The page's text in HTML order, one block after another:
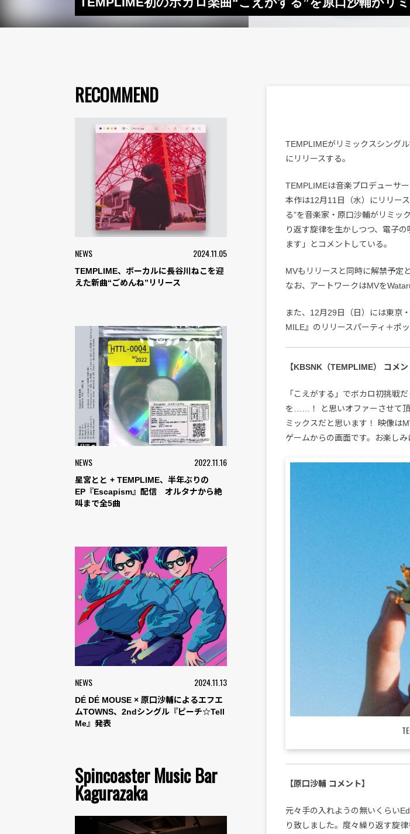
RECOMMEND
NEWS 2024.11.05
TEMPLIME、ボーカルに長谷川ねこを迎
えた新曲“ごめんね”リリース
NEWS 2022.11.16
星宮とと + TEMPLIME、半年ぶりの
EP『Escapism』配信 オルタナから絶
叫まで全5曲
NEWS 2024.11.13
DÉ DÉ MOUSE × 原口沙輔によるエフエ
ムTOWNS、2ndシングル『ピーチ☆Tell
Me』発表
Spincoaster Music Bar
Kagurazaka
TEMPLIMEがリミックスシング
にリリースする。
TEMPLIMEは音楽プロデューサ
本作は12月11日（水）にリリー
る”を音楽家・原口沙輔がリミッ
り返す旋律を生かしつつ、電子
ます」とコメントしている。
MVもリリースと同時に解禁予定
なお、アートワークはMVを
また、12月29日（日）には東京
MILE』のリリースパーティ＋ポ
【KBSNK（TEMPLIME） コメン
「こえがする」でボカロ初挑戦
を……！ と思いオファーさせて
ミックスだと思います！ 映像は
ゲームからの画面です。お楽しみ
【原口沙輔 コメント】
元々手の入れようの無いくらい
り致しました。度々繰り返す旋